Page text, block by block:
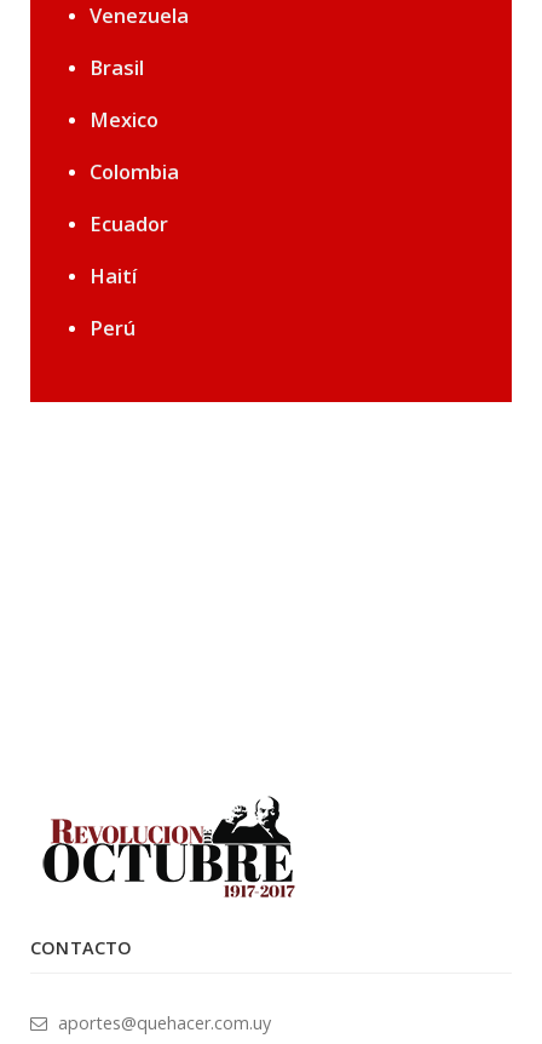
Venezuela
Brasil
Mexico
Colombia
Ecuador
Haití
Perú
CONTACTO
aportes@quehacer.com.uy